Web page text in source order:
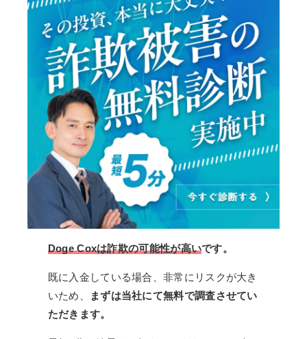
Doge Coxは詐欺の可能性が高いです。
既に入金している場合、非常にリスクが大き
いため、
まずは当社にて無料で調査させてい
ただきます。